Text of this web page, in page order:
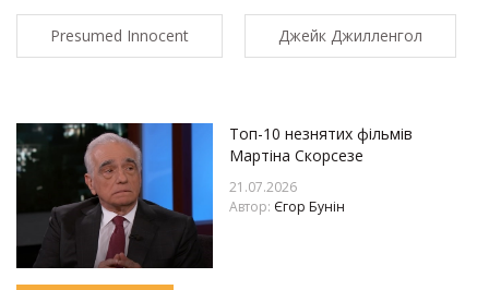
Presumed Innocent Джейк Джилленгол
Топ-10 незнятих фільмів
Мартіна Скорсезе
21.07.2026
Автор: Єгор Бунін